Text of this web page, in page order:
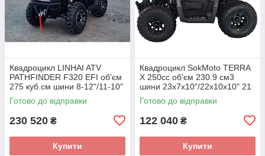
Квадроцикл LINHAI ATV
PATHFINDER F320 EFI об'єм
275 куб.см шини 8-12"/11-10"
16 кВт
Готово до відправки
230 520 ₴
Купити
Квадроцикл SokMoto TERRA
X 250cc об'єм 230.9 см3
шини 23х7х10"/22х10х10" 21
к.с.
Готово до відправки
122 040 ₴
Купити